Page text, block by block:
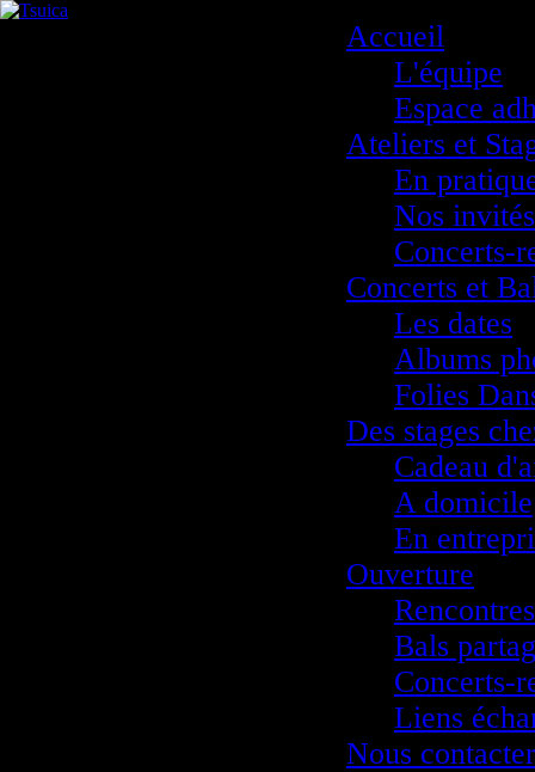
Accueil
L'équipe
Espace
Ateliers et
En
Nos invités
Concerts-
Concerts et
Les dates
Albums
Folies
Des stages
Cadeau
A domicile
En
Ouverture
Bals
Concerts-
Liens
Nous contacter